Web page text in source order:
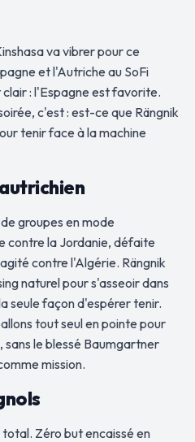
va vibrer pour ce
et l'Autriche au SoFi
: l'Espagne est favorite.
c'est : est-ce que Rängnik
tenir face à la machine
groupes en mode
contre la Jordanie, défaite
contre l'Algérie. Rängnik
naturel pour s'asseoir dans
seule façon d'espérer tenir.
tout seul en pointe pour
le blessé Baumgartner
mission.
Zéro but encaissé en